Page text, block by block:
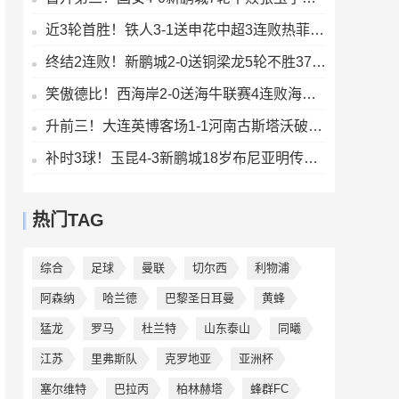
近3轮首胜！铁人3-1送申花中超3连败热菲尼奥双响邦本宜裕传射
终结2连败！新鹏城2-0送铜梁龙5轮不胜37岁姜至鹏破门韦斯利建功
笑傲德比！西海岸2-0送海牛联赛4连败海牛仍垫底西海岸升至第二
升前三！大连英博客场1-1河南古斯塔沃破门19岁杨铭锐替补扳平
补时3球！玉昆4-3新鹏城18岁布尼亚明传射侯永永乌龙卡约绝杀
热门TAG
综合 足球 曼联 切尔西 利物浦
阿森纳 哈兰德 巴黎圣日耳曼 黄蜂
猛龙 罗马 杜兰特 山东泰山 同曦
江苏 里弗斯队 克罗地亚 亚洲杯
塞尔维特 巴拉丙 柏林赫塔 蜂群FC